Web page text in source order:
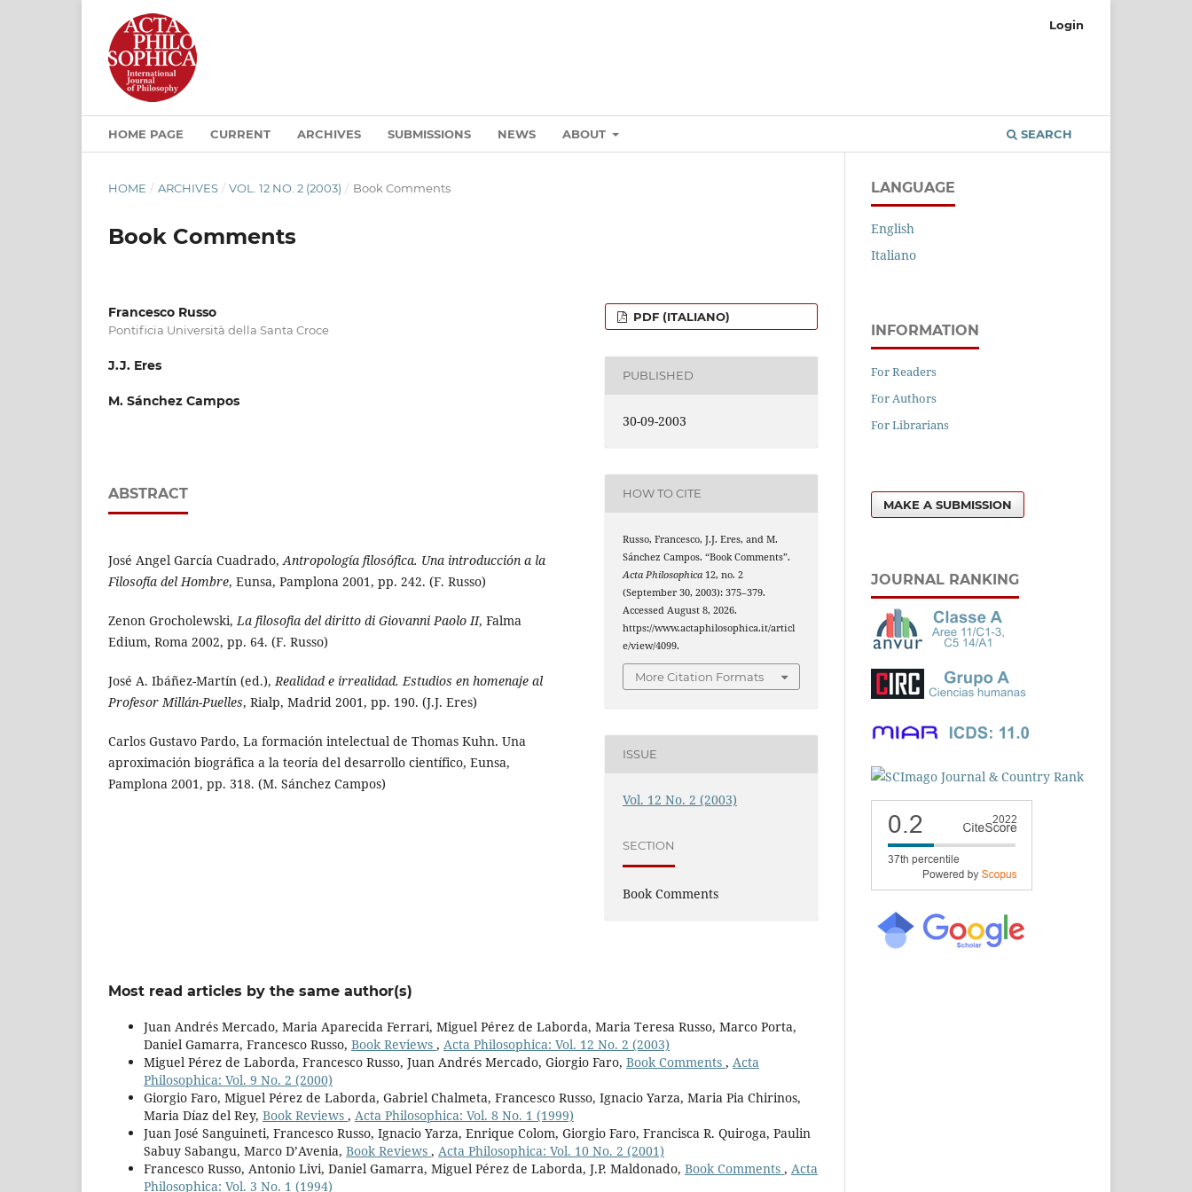
HOME PAGE CURRENT ARCHIVES SUBMISSIONS NEWS ABOUT SEARCH
Login
HOME / ARCHIVES / VOL. 12 NO. 2 (2003) / Book Comments
Book Comments
Francesco Russo
Pontificia Università della Santa Croce
J.J. Eres
M. Sánchez Campos
ABSTRACT
José Angel García Cuadrado,Antropología filosófica. Una introducción a la
Filosofía del Hombre, Eunsa, Pamplona 2001, pp. 242. (F. Russo)
Zenon Grocholewski,La filosofia del diritto di Giovanni Paolo II, Falma
Edium, Roma 2002, pp. 64. (F. Russo)
José A. Ibáñez-Martín (ed.),Realidad e irrealidad. Estudios en homenaje al
Profesor Millán-Puelles, Rialp, Madrid 2001, pp. 190. (J.J. Eres)
Carlos Gustavo Pardo, La formación intelectual de Thomas Kuhn. Una
aproximación biográfica a la teoría del desarrollo científico, Eunsa,
Pamplona 2001, pp. 318. (M. Sánchez Campos)
PDF (ITALIANO)
PUBLISHED
30-09-2003
HOW TO CITE
Russo, Francesco, J.J. Eres, and M.
Sánchez Campos. “Book Comments”.
Acta Philosophica 12, no. 2
(September 30, 2003): 375–379.
Accessed August 8, 2026.
https://www.actaphilosophica.it/articl
e/view/4099.
More Citation Formats
ISSUE
Vol. 12 No. 2 (2003)
SECTION
Book Comments
Most read articles by the same author(s)
Juan Andrés Mercado, Maria Aparecida Ferrari, Miguel Pérez de Laborda, Maria Teresa Russo, Marco Porta,
Daniel Gamarra, Francesco Russo, Book Reviews , Acta Philosophica: Vol. 12 No. 2 (2003)
Miguel Pérez de Laborda, Francesco Russo, Juan Andrés Mercado, Giorgio Faro, Book Comments , Acta
Philosophica: Vol. 9 No. 2 (2000)
Giorgio Faro, Miguel Pérez de Laborda, Gabriel Chalmeta, Francesco Russo, Ignacio Yarza, Maria Pia Chirinos,
Maria Díaz del Rey, Book Reviews , Acta Philosophica: Vol. 8 No. 1 (1999)
Juan José Sanguineti, Francesco Russo, Ignacio Yarza, Enrique Colom, Giorgio Faro, Francisca R. Quiroga, Paulin
Sabuy Sabangu, Marco D’Avenia, Book Reviews , Acta Philosophica: Vol. 10 No. 2 (2001)
Francesco Russo, Antonio Livi, Daniel Gamarra, Miguel Pérez de Laborda, J.P. Maldonado, Book Comments , Acta
Philosophica: Vol. 3 No. 1 (1994)
LANGUAGE
English
Italiano
INFORMATION
For Readers
For Authors
For Librarians
MAKE A SUBMISSION
JOURNAL RANKING